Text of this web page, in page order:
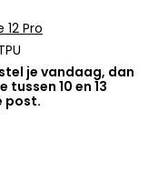
12 Pro
je vandaag, dan
10 en 13
post.